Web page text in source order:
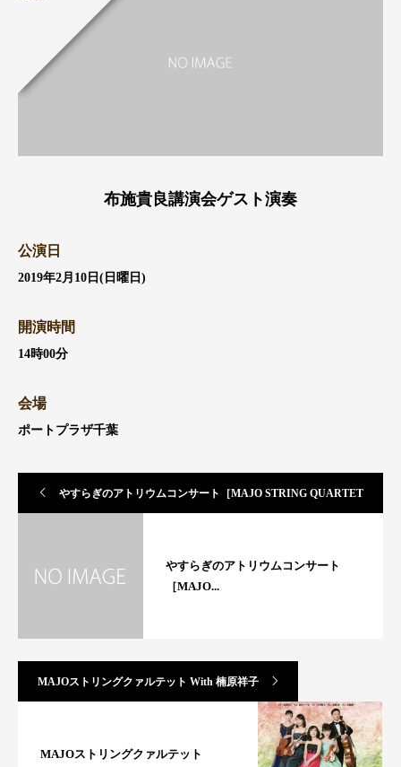
布施貴良講演会ゲスト演奏
公演日
2019年2月10日(日曜日)
開演時間
14時00分
会場
ポートプラザ千葉
やすらぎのアトリウムコンサート［MAJO STRING QUARTET
やすらぎのアトリウムコンサート
［MAJO...
MAJOストリングクァルテット With 楠原祥子
MAJOストリングクァルテット